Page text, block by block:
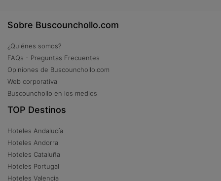
Sobre Buscounchollo.com
¿Quiénes somos?
FAQs - Preguntas Frecuentes
Opiniones de Buscounchollo.com
Web corporativa
Buscounchollo en los medios
TOP Destinos
Hoteles Andalucía
Hoteles Andorra
Hoteles Cataluña
Hoteles Portugal
Hoteles Valencia